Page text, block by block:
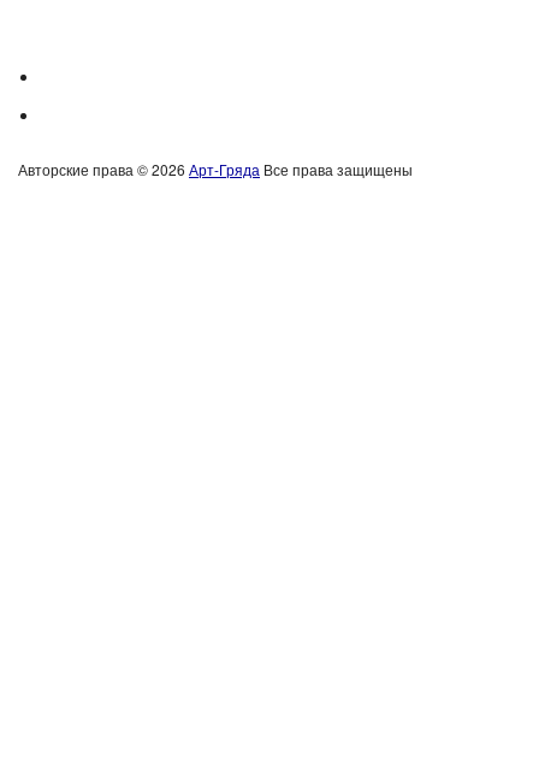
Авторские права © 2026 Арт-Гряда Все права защищены